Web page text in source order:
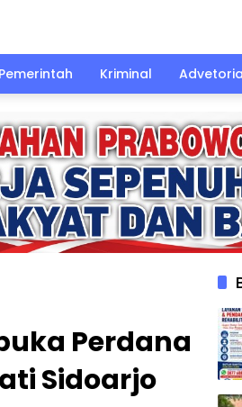
Pemerintah Kriminal
Perdana
Sidoarjo